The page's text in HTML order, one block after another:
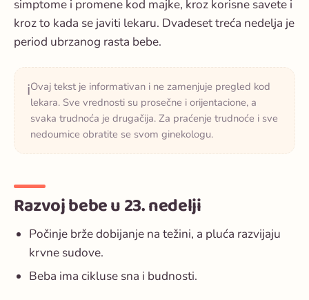
simptome i promene kod majke, kroz korisne savete i
kroz to kada se javiti lekaru. Dvadeset treća nedelja je
period ubrzanog rasta bebe.
ℹ️Ovaj tekst je informativan i ne zamenjuje pregled kod
lekara. Sve vrednosti su prosečne i orijentacione, a
svaka trudnoća je drugačija. Za praćenje trudnoće i sve
nedoumice obratite se svom ginekologu.
Razvoj bebe u 23. nedelji
Počinje brže dobijanje na težini, a pluća razvijaju
krvne sudove.
Beba ima cikluse sna i budnosti.